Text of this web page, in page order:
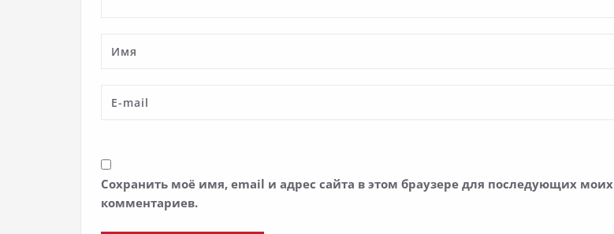
Сохранить моё имя, email и адрес сайта в этом браузере для последующих моих
комментариев.